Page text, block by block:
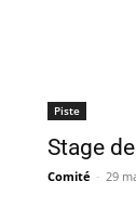
Piste
Stage
Comité - 29